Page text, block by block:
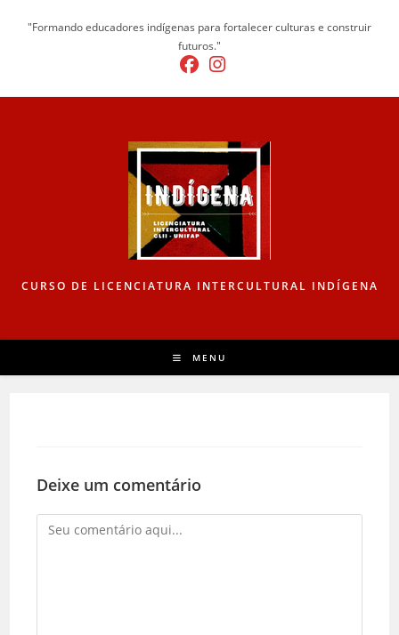
"Formando educadores indígenas para fortalecer culturas e construir
futuros."
CURSO DE LICENCIATURA INTERCULTURAL INDÍGENA
MENU
Deixe um comentário